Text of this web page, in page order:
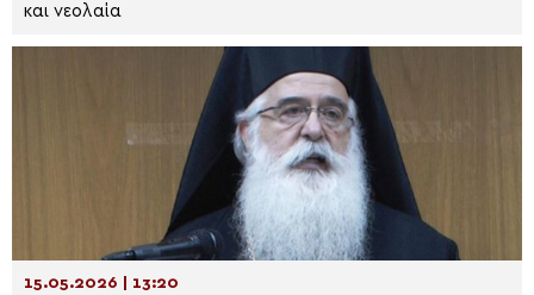
και νεολαία
15.05.2026 | 13:20